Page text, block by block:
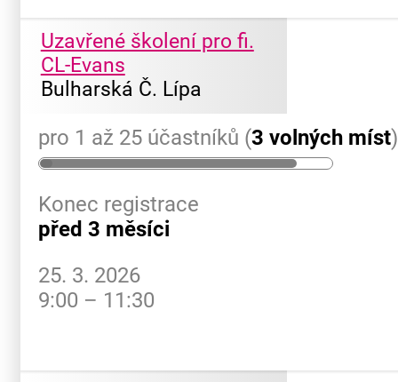
Uzavřené školení pro fi.
CL-Evans
Bulharská Č. Lípa
pro 1 až 25 účastníků (3 volných míst)
Konec registrace
před 3 měsíci
25. 3. 2026
9:00 – 11:30